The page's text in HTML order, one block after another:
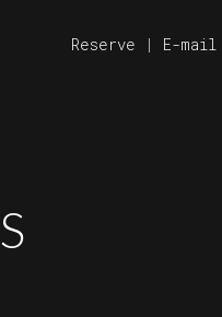
Reserve | E-mail